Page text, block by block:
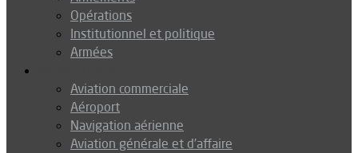
Opérations
Institutionnel et politique
Armées
Aviation commerciale
Aéroport
Navigation aérienne
Aviation générale et d’affaire